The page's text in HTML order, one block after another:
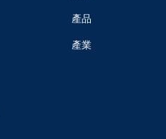
產品
產業